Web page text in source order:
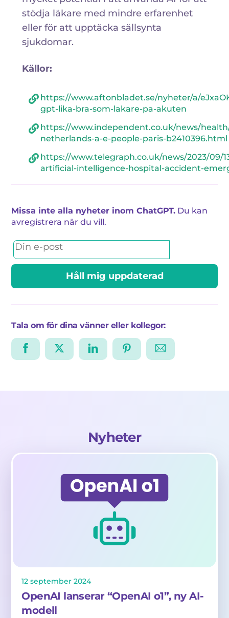
stödja läkare med mindre erfarenhet
eller för att upptäcka sällsynta
sjukdomar.
Källor:
https://www.aftonbladet.se/nyheter/a/
gpt-lika-bra-som-lakare-pa-akuten
https://www.independent.co.uk/news/
netherlands-a-e-people-paris-b2410396.html
https://www.telegraph.co.uk/news/2023/09/
artificial-intelligence-hospital-accident-
Missa inte alla nyheter inom ChatGPT. Du kan
avregistrera när du vill.
Email
Håll mig uppdaterad
Tala om för dina vänner eller kollegor:
Nyheter
12 september 2024
OpenAI lanserar “OpenAI o1”, ny AI-
modell